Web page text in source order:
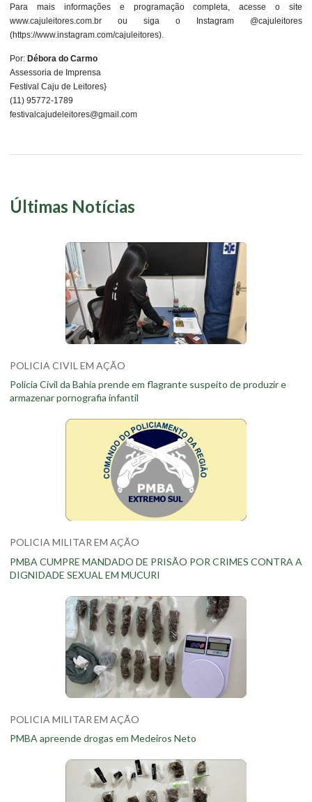
Para mais informações e programação completa, acesse o site
www.cajuleitores.com.br ou siga o Instagram @cajuleitores
(https://www.instagram.com/cajuleitores).
Por: Débora do Carmo
Assessoria de Imprensa
Festival Caju de Leitores}
(11) 95772-1789
festivalcajudeleitores@gmail.com
Últimas Notícias
POLICIA CIVIL EM AÇÃO
Policia Civil da Bahia prende em flagrante suspeito de produzir e
armazenar pornografia infantil
POLICIA MILITAR EM AÇÃO
PMBA CUMPRE MANDADO DE PRISÃO POR CRIMES CONTRA A
DIGNIDADE SEXUAL EM MUCURI
POLICIA MILITAR EM AÇÃO
PMBA apreende drogas em Medeiros Neto